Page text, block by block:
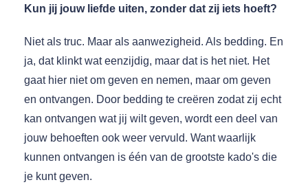
Kun jij jouw liefde uiten, zonder dat zij iets hoeft?
Niet als truc. Maar als aanwezigheid. Als bedding. En
ja, dat klinkt wat eenzijdig, maar dat is het niet. Het
gaat hier niet om geven en nemen, maar om geven
en ontvangen. Door bedding te creëren zodat zij echt
kan ontvangen wat jij wilt geven, wordt een deel van
jouw behoeften ook weer vervuld. Want waarlijk
kunnen ontvangen is één van de grootste kado's die
je kunt geven.